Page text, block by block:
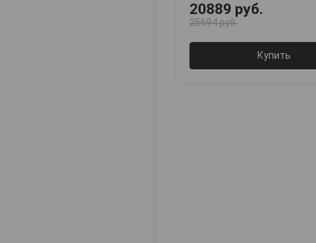
20889 руб.
25694 руб.
Купить